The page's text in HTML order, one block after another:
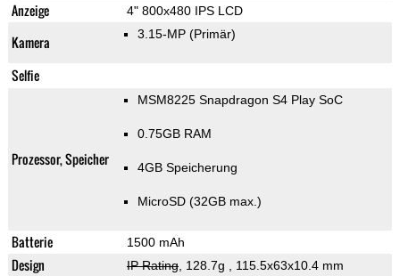
Anzeige 4" 800x480 IPS LCD
Kamera 3.15-MP (Primär)
Selfie
Prozessor, Speicher
MSM8225 Snapdragon S4 Play SoC
0.75GB RAM
4GB Speicherung
MicroSD (32GB max.)
Batterie 1500 mAh
Design IP Rating, 128.7g , 115.5x63x10.4 mm